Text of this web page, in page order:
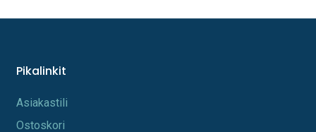
Pikalinkit
A​s​iakastili
Os​toskori